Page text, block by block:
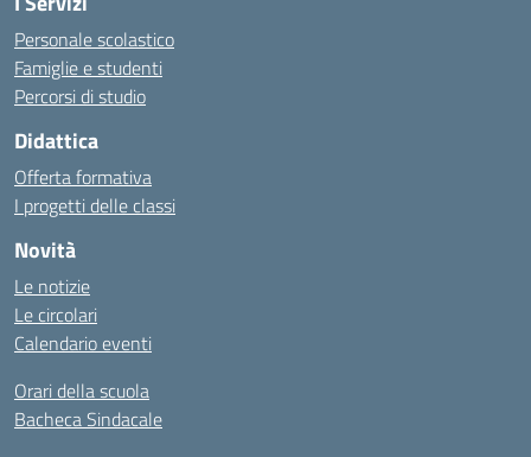
Personale scolastico
Famiglie e studenti
Percorsi di studio
Didattica
Offerta formativa
I progetti delle classi
Novità
Le notizie
Le circolari
Calendario eventi
Orari della scuola
Bacheca Sindacale